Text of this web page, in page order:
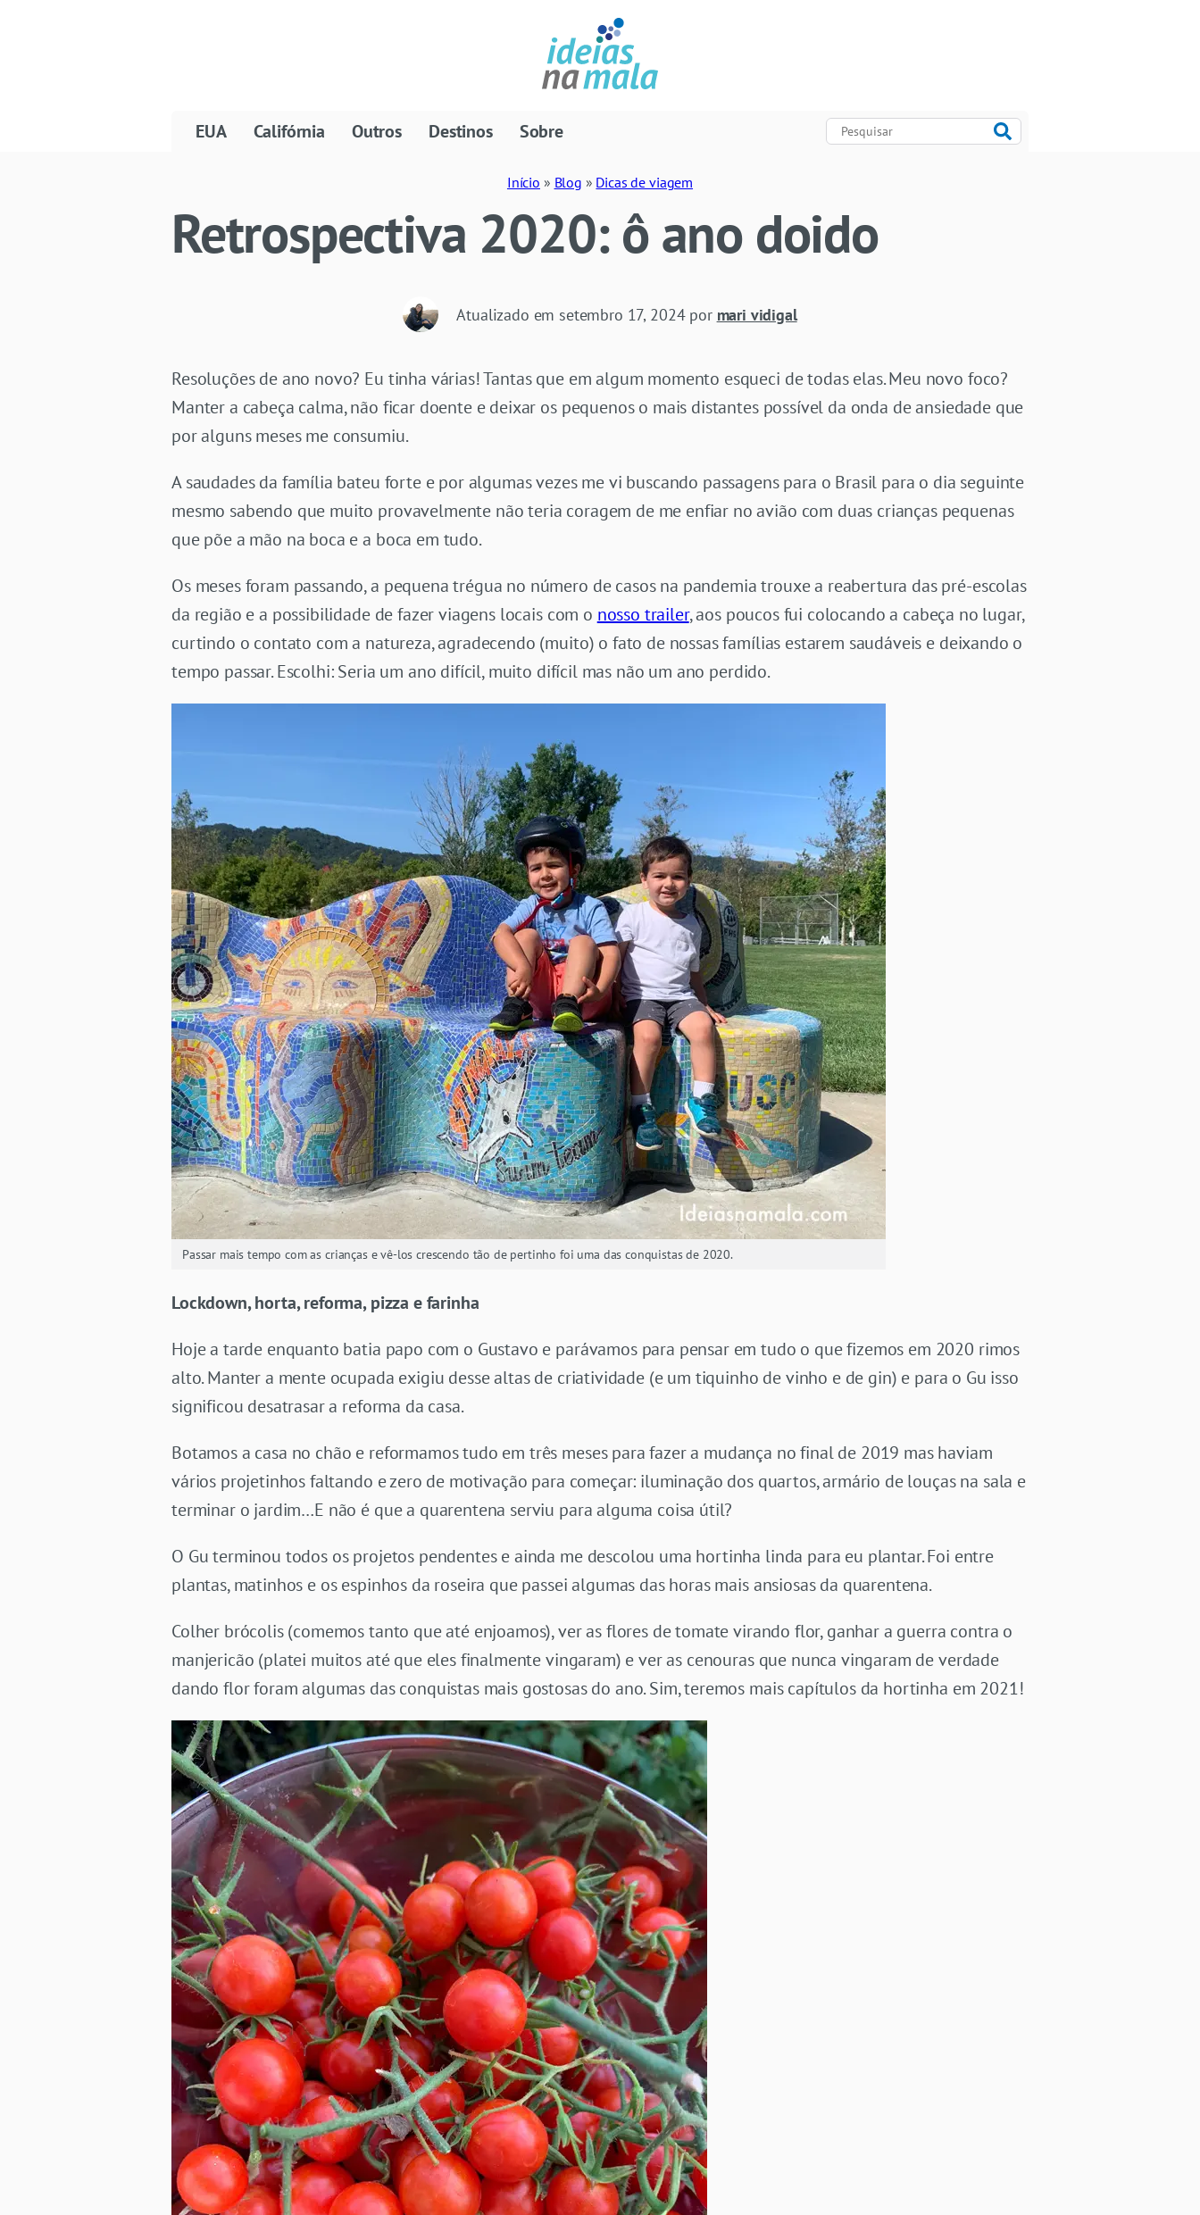
EUA Califórnia Outros Destinos Sobre
Início » Blog » Dicas de viagem
Retrospectiva 2020: ô ano doido
Atualizado em setembro 17, 2024por mari vidigal
Resoluções de ano novo? Eu tinha várias! Tantas que em algum momento esqueci de todas elas. Meu novo foco?
Manter a cabeça calma, não ficar doente e deixar os pequenos o mais distantes possível da onda de ansiedade que
por alguns meses me consumiu.
A saudades da família bateu forte e por algumas vezes me vi buscando passagens para o Brasil para o dia seguinte
mesmo sabendo que muito provavelmente não teria coragem de me enfiar no avião com duas crianças pequenas
que põe a mão na boca e a boca em tudo.
Os meses foram passando, a pequena trégua no número de casos na pandemia trouxe a reabertura das pré-escolas
da região e a possibilidade de fazer viagens locais com o nosso trailer, aos poucos fui colocando a cabeça no lugar,
curtindo o contato com a natureza, agradecendo (muito) o fato de nossas famílias estarem saudáveis e deixando o
tempo passar. Escolhi: Seria um ano difícil, muito difícil mas não um ano perdido.
Passar mais tempo com as crianças e vê-los crescendo tão de pertinho foi uma das conquistas de 2020.
Lockdown, horta, reforma, pizza e farinha
Hoje a tarde enquanto batia papo com o Gustavo e parávamos para pensar em tudo o que fizemos em 2020 rimos
alto. Manter a mente ocupada exigiu desse altas de criatividade (e um tiquinho de vinho e de gin) e para o Gu isso
significou desatrasar a reforma da casa.
Botamos a casa no chão e reformamos tudo em três meses para fazer a mudança no final de 2019 mas haviam
vários projetinhos faltando e zero de motivação para começar: iluminação dos quartos, armário de louças na sala e
terminar o jardim…E não é que a quarentena serviu para alguma coisa útil?
O Gu terminou todos os projetos pendentes e ainda me descolou uma hortinha linda para eu plantar. Foi entre
plantas, matinhos e os espinhos da roseira que passei algumas das horas mais ansiosas da quarentena.
Colher brócolis (comemos tanto que até enjoamos), ver as flores de tomate virando flor, ganhar a guerra contra o
manjericão (platei muitos até que eles finalmente vingaram) e ver as cenouras que nunca vingaram de verdade
dando flor foram algumas das conquistas mais gostosas do ano. Sim, teremos mais capítulos da hortinha em 2021!